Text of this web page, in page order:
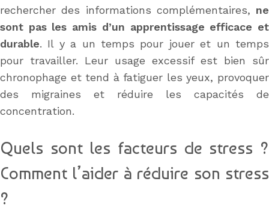
rechercher des informations complémentaires, ne
sont pas les amis d’un apprentissage efficace et
durable. Il y a un temps pour jouer et un temps
pour travailler. Leur usage excessif est bien sûr
chronophage et tend à fatiguer les yeux, provoquer
des migraines et réduire les capacités de
concentration.
Quels sont les facteurs de stress ?
Comment l’aider à réduire son stress
?